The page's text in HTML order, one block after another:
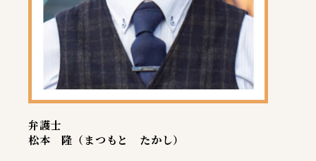
弁護士
松本 隆（まつもと たかし）